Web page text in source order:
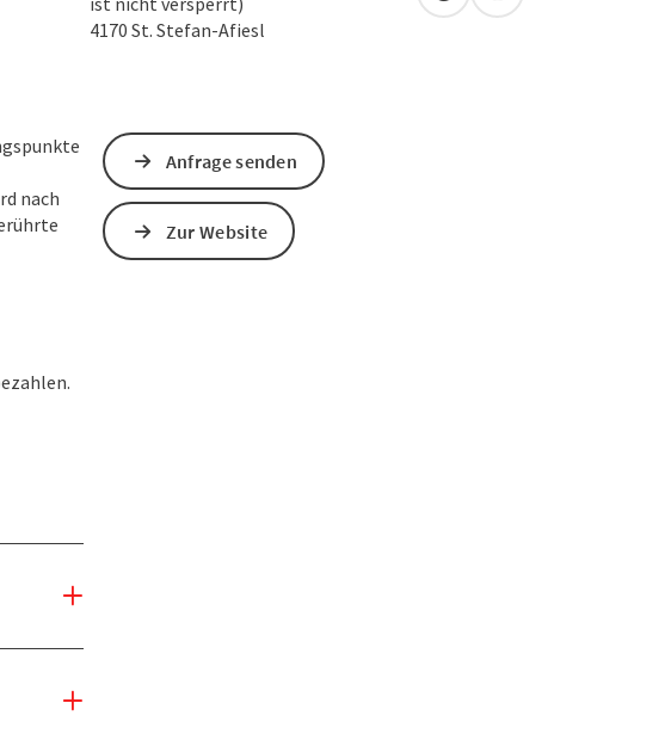
4170 St. Stefan-Afiesl
nach
Anfrage senden
Zur Website